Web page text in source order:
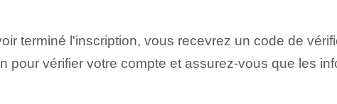
terminé l'inscription, vous recevrez un code de
pour vérifier votre compte et assurez-vous que les